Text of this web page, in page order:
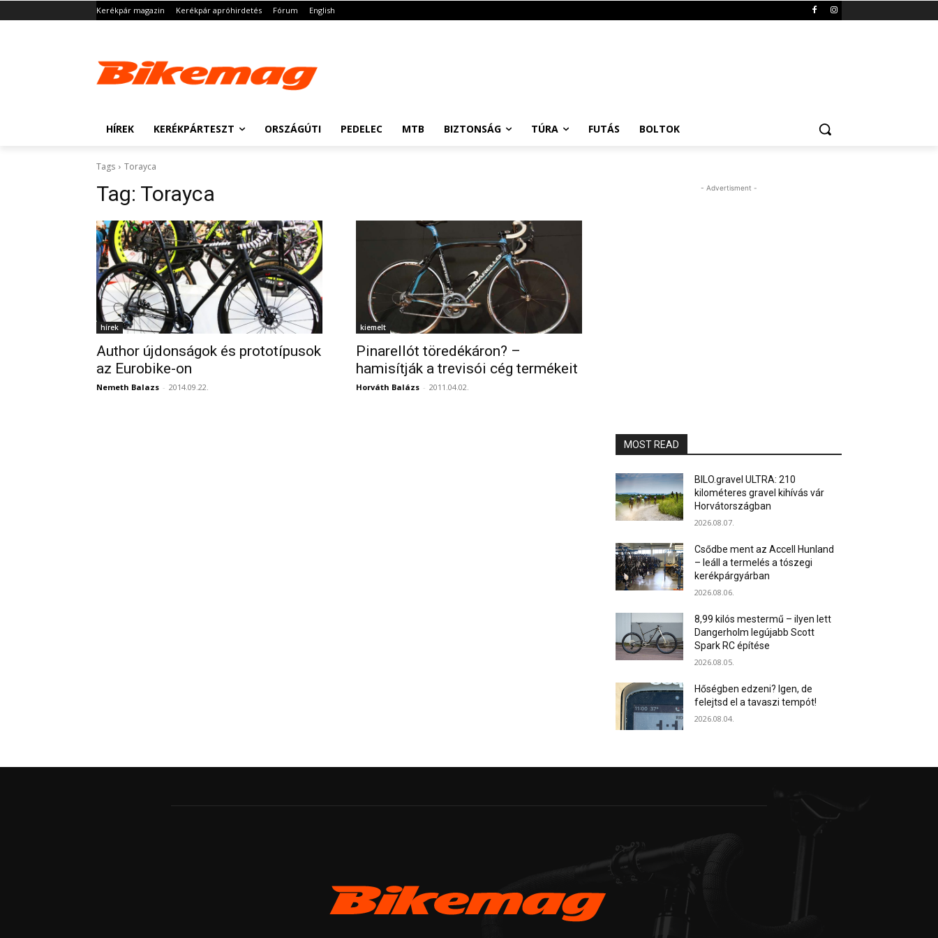
Kerékpár magazin Kerékpár apróhirdetés Fórum English
HÍREK KERÉKPÁRTESZT ORSZÁGÚTI PEDELEC MTB BIZTONSÁG TÚRA FUTÁS BOLTOK
Tags Torayca
Tag: Torayca
hírek
Author újdonságok és prototípusok
az Eurobike-on
Nemeth Balazs - 2014.09.22.
kiemelt
Pinarellót töredékáron? –
hamisítják a trevisói cég termékeit
Horváth Balázs - 2011.04.02.
- Advertisment -
MOST READ
BILO.gravel ULTRA: 210
kilométeres gravel kihívás vár
Horvátországban
2026.08.07.
Csődbe ment az Accell Hunland
– leáll a termelés a tószegi
kerékpárgyárban
2026.08.06.
8,99 kilós mestermű – ilyen lett
Dangerholm legújabb Scott
Spark RC építése
2026.08.05.
Hőségben edzeni? Igen, de
felejtsd el a tavaszi tempót!
2026.08.04.